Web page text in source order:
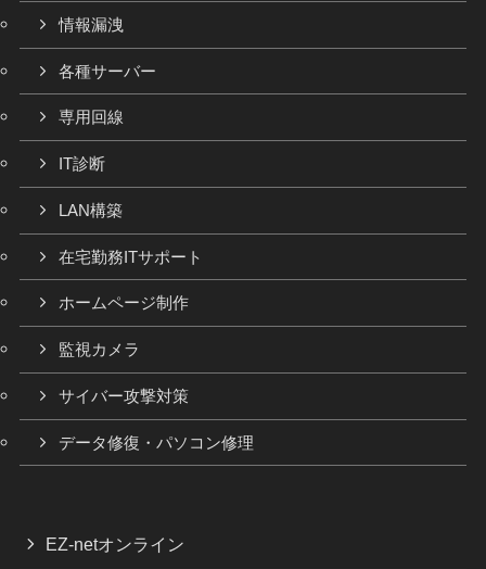
情報漏洩
各種サーバー
専用回線
IT診断
LAN構築
在宅勤務ITサポート
ホームページ制作
監視カメラ
サイバー攻撃対策
データ修復・パソコン修理
EZ-netオンライン